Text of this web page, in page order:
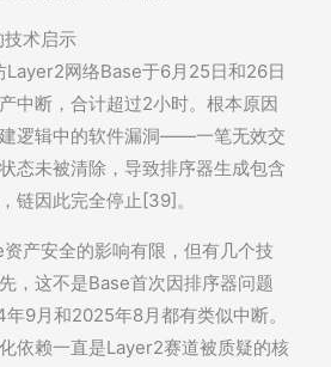
术启示
网络Base于6月25日和26日
中断，合计超过2小时。根本原因
逻辑中的软件漏洞——一笔无效交
态未被清除，导致排序器生成包含
链因此完全停止[39]。
产安全的影响有限，但有几个技
，这不是Base首次因排序器问题
9月和2025年8月都有类似中断。
依赖一直是Layer2赛道被质疑的核